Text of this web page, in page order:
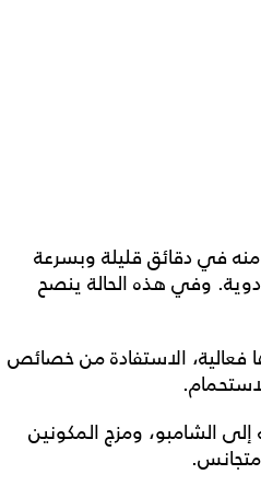
في دقائق قليلة وبسرعة
وفي هذه الحالة ينصح
فعالية، الاستفادة من خصائص
الشامبو، ومزج المكونين